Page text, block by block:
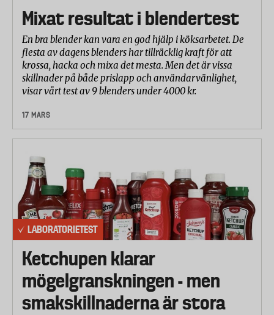
Mixat resultat i blendertest
En bra blender kan vara en god hjälp i köksarbetet. De
flesta av dagens blenders har tillräcklig kraft för att
krossa, hacka och mixa det mesta. Men det är vissa
skillnader på både prislapp och användarvänlighet,
visar vårt test av 9 blenders under 4000 kr.
17 MARS
LABORATORIETEST
Ketchupen klarar
mögelgranskningen - men
smakskillnaderna är stora